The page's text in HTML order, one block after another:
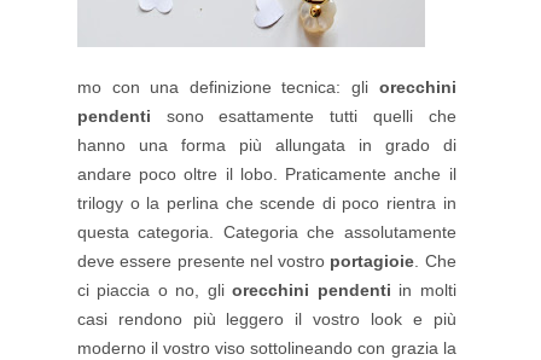
mo con una definizione tecnica: gli orecchini
pendenti sono esattamente tutti quelli che
hanno una forma più allungata in grado di
andare poco oltre il lobo. Praticamente anche il
trilogy o la perlina che scende di poco rientra in
questa categoria. Categoria che assolutamente
deve essere presente nel vostro portagioie. Che
ci piaccia o no, gliorecchini pendenti in molti
casi rendono più leggero il vostro look e più
moderno il vostro viso sottolineando con grazia la